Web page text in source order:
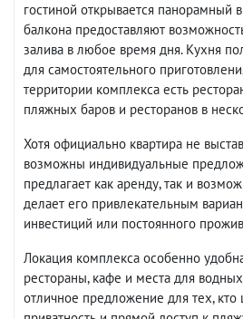
гостиной открывается панорамный
балкона предоставляют
залива в любое время дня. Кухня
для самостоятельного
территории комплекса есть
пляжных баров и ресторанов в
Хотя официально квартира не
возможны индивидуальные
предлагает как аренду, так и
делает его привлекательным
инвестиций или постоянного
Локация комплекса особенно
рестораны, кафе и места для
отличное предложение для тех, кто